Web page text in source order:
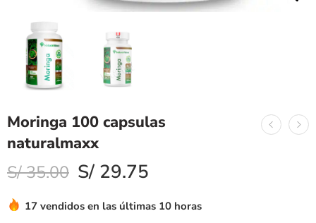
Moringa 100 capsulas
naturalmaxx
S/35.00 S/ 29.75
17 vendidos en las últimas 10 horas